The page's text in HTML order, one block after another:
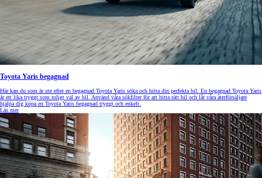
Toyota Yaris begagnad
Här kan du som är ute efter en begagnad Toyota Yaris söka och hitta din perfekta bil. En begagnad Toyota Yaris
är ett lika tryggt som roligt val av bil. Använd våra sökfilter för att hitta rätt bil och låt våra återförsäljare
hjälpa dig köpa en Toyota Yaris begagnad tryggt och enkelt.
Läs mer